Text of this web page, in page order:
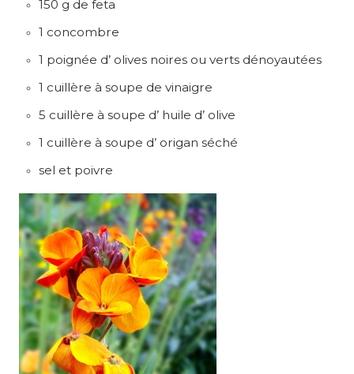
150 g de feta
1 concombre
1 poignée d’ olives noires ou verts dénoyautées
1 cuillère à soupe de vinaigre
5 cuillère à soupe d’ huile d’ olive
1 cuillère à soupe d’ origan séché
sel et poivre